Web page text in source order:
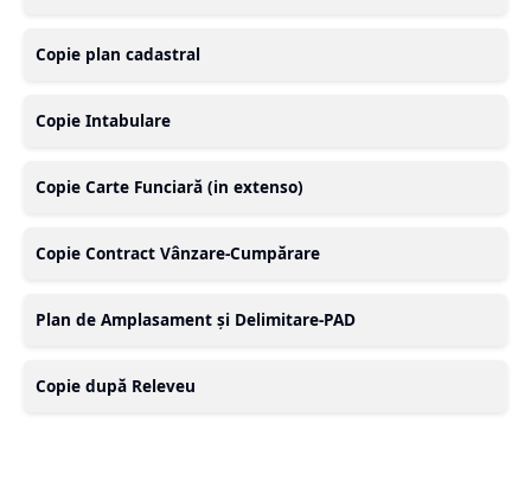
Copie plan cadastral
Copie Intabulare
Copie Carte Funciară (in extenso)
Copie Contract Vânzare-Cumpărare
Plan de Amplasament și Delimitare-PAD
Copie după Releveu